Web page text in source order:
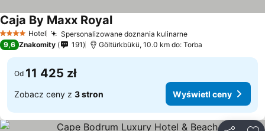
4 KategoriaHotel Spersonalizowane doznania kulinarne
Caja By Maxx Royal
9,6 Znakomity 191 Göltürkbükü, 10.0 km do: Torba
Od 11 425 zł
Zobacz ceny z 3 stron Wyświetl ceny